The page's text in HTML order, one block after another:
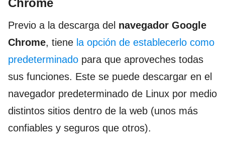
Chrome
Previo a la descarga del navegador Google
Chrome, tiene la opción de establecerlo como
predeterminado para que aproveches todas
sus funciones. Este se puede descargar en el
navegador predeterminado de Linux por medio
distintos sitios dentro de la web (unos más
confiables y seguros que otros).